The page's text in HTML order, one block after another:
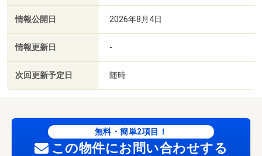
情報公開日 2026年8月4日
情報更新日 -
次回更新予定日 随時
無料・簡単2項目！
この物件にお問い合わせする